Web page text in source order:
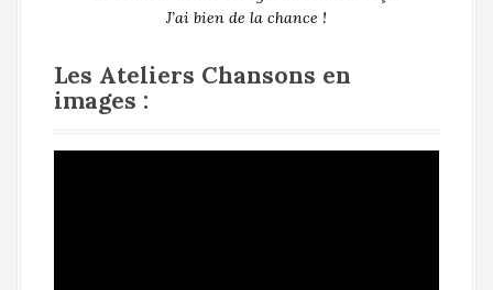
J’ai bien de la chance !
Les Ateliers Chansons en
images :